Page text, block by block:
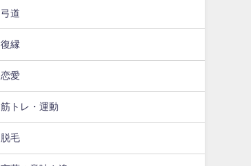
弓道
復縁
恋愛
筋トレ・運動
脱毛